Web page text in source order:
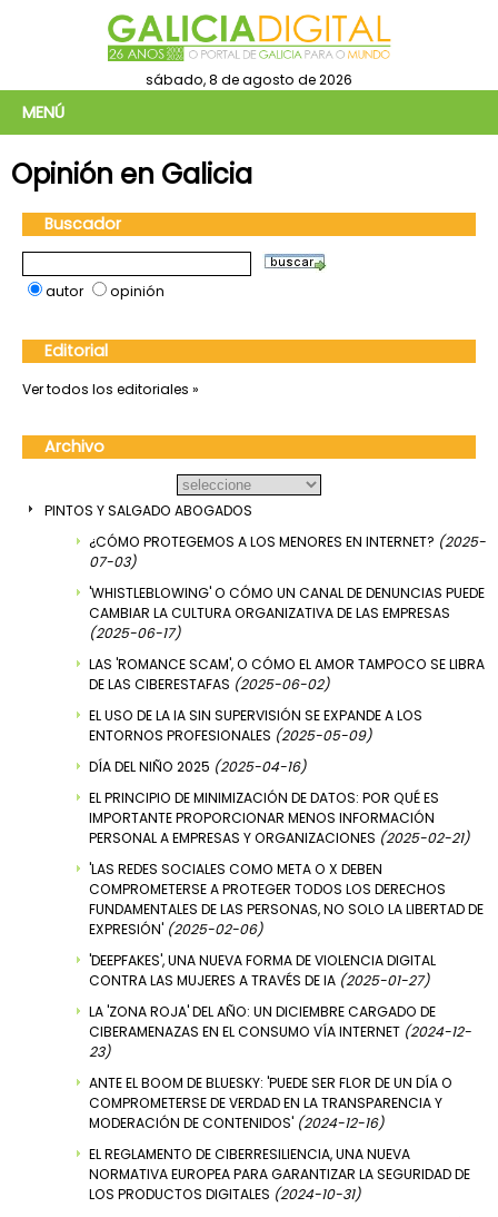
sábado, 8 de agosto de 2026
MENÚ
Opinión en Galicia
Buscador
autor opinión
Editorial
Ver todos los editoriales »
Archivo
PINTOS Y SALGADO ABOGADOS
¿CÓMO PROTEGEMOS A LOS MENORES EN INTERNET? (2025-
07-03)
'WHISTLEBLOWING' O CÓMO UN CANAL DE DENUNCIAS PUEDE
CAMBIAR LA CULTURA ORGANIZATIVA DE LAS EMPRESAS
(2025-06-17)
LAS 'ROMANCE SCAM', O CÓMO EL AMOR TAMPOCO SE LIBRA
DE LAS CIBERESTAFAS (2025-06-02)
EL USO DE LA IA SIN SUPERVISIÓN SE EXPANDE A LOS
ENTORNOS PROFESIONALES (2025-05-09)
DÍA DEL NIÑO 2025 (2025-04-16)
EL PRINCIPIO DE MINIMIZACIÓN DE DATOS: POR QUÉ ES
IMPORTANTE PROPORCIONAR MENOS INFORMACIÓN
PERSONAL A EMPRESAS Y ORGANIZACIONES (2025-02-21)
'LAS REDES SOCIALES COMO META O X DEBEN
COMPROMETERSE A PROTEGER TODOS LOS DERECHOS
FUNDAMENTALES DE LAS PERSONAS, NO SOLO LA LIBERTAD DE
EXPRESIÓN' (2025-02-06)
'DEEPFAKES', UNA NUEVA FORMA DE VIOLENCIA DIGITAL
CONTRA LAS MUJERES A TRAVÉS DE IA (2025-01-27)
LA 'ZONA ROJA' DEL AÑO: UN DICIEMBRE CARGADO DE
CIBERAMENAZAS EN EL CONSUMO VÍA INTERNET (2024-12-
23)
ANTE EL BOOM DE BLUESKY: 'PUEDE SER FLOR DE UN DÍA O
COMPROMETERSE DE VERDAD EN LA TRANSPARENCIA Y
MODERACIÓN DE CONTENIDOS' (2024-12-16)
EL REGLAMENTO DE CIBERRESILIENCIA, UNA NUEVA
NORMATIVA EUROPEA PARA GARANTIZAR LA SEGURIDAD DE
LOS PRODUCTOS DIGITALES (2024-10-31)